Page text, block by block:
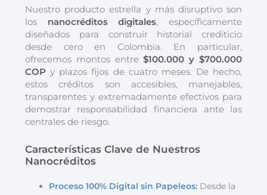
Nuestro producto estrella y más disruptivo son
los nanocréditos digitales, específicamente
diseñados para construir historial crediticio
desde cero en Colombia. En particular,
ofrecemos montos entre$100.000 y $700.000
COPy plazos fijos de cuatro meses. De hecho,
estos créditos son accesibles, manejables,
transparentes y extremadamente efectivos para
demostrar responsabilidad financiera ante las
centrales de riesgo.
Características Clave de Nuestros
Nanocréditos
Proceso 100% Digital sin Papeleos:Desde la